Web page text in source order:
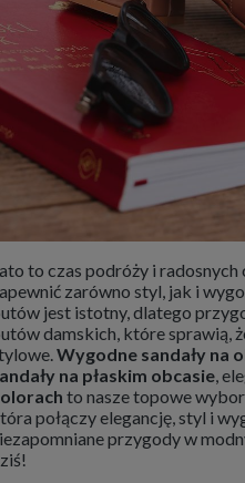
to czas podróży i
zarówno styl, jak i
jest istotny, dlatego
damskich, które sprawią,
Wygodne sandały na
na płaskim obcasie,
to nasze topowe
połączy elegancję, styl i
przygody w